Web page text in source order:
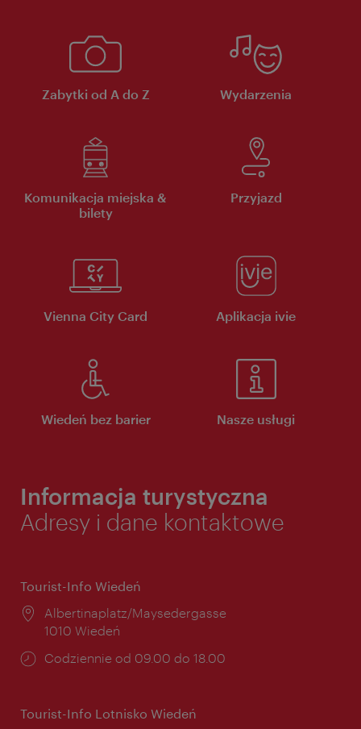
Zabytki od A do Z Wydarzenia
Komunikacja miejska &
bilety
Przyjazd
Vienna City Card Aplikacja ivie
Wiedeń bez barier Nasze usługi
Informacja turystyczna
Adresy i dane kontaktowe
Tourist-Info Wiedeń
Miejsce:
Albertinaplatz/Maysedergasse
1010 Wiedeń
Godziny
Codziennie od 09.00 do 18.00
Tourist-Info Lotnisko Wiedeń